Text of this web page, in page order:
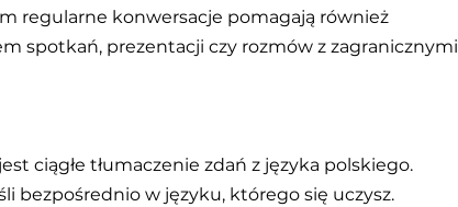
regularne konwersacje pomagają również
spotkań, prezentacji czy rozmów z zagranicznymi
ciągłe tłumaczenie zdań z języka polskiego.
bezpośrednio w języku, którego się uczysz.